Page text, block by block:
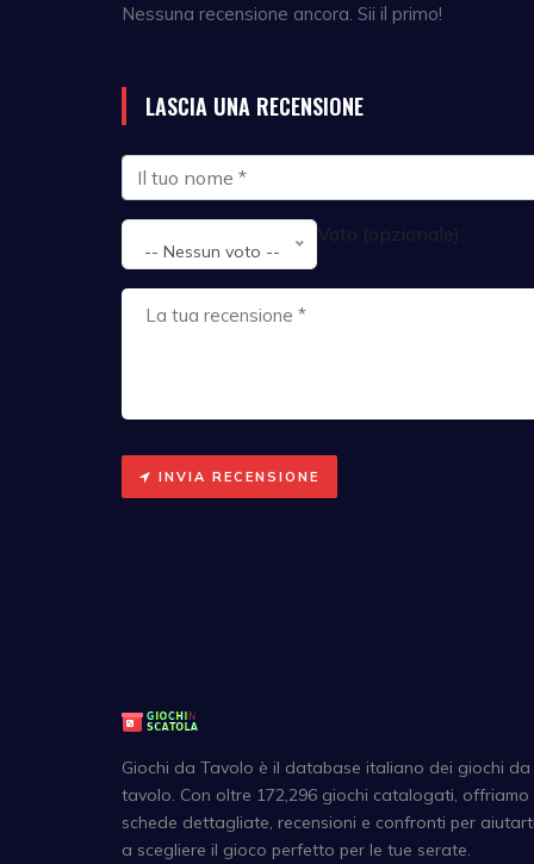
Nessuna recensione ancora. Sii il primo!
LASCIA UNA RECENSIONE
Voto (opzionale):
-- Nessun voto --
INVIA RECENSIONE
Giochi da Tavolo è il database italiano dei giochi da
tavolo. Con oltre 172,296 giochi catalogati, offriamo
schede dettagliate, recensioni e confronti per
a scegliere il gioco perfetto per le tue serate.